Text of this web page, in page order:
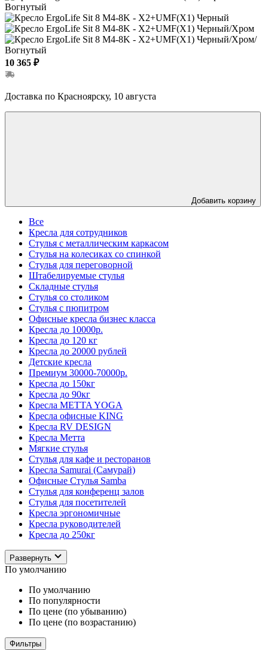
10 365 ₽
Доставка по Красноярску, 10 августа
Добавить корзину
Все
Кресла для сотрудников
Стулья с металлическим каркасом
Стулья на колесиках со спинкой
Стулья для переговорной
Штабелируемые стулья
Складные стулья
Стулья со столиком
Стулья с пюпитром
Офисные кресла бизнес класса
Кресла до 10000р.
Кресла до 120 кг
Кресла до 20000 рублей
Детские кресла
Премиум 30000-70000р.
Кресла до 150кг
Кресла до 90кг
Кресла METTA YOGA
Кресла офисные KING
Кресла RV DESIGN
Кресла Метта
Мягкие стулья
Стулья для кафе и ресторанов
Кресла Samurai (Самурай)
Офисные Стулья Samba
Стулья для конференц залов
Стулья для посетителей
Кресла эргономичные
Кресла руководителей
Кресла до 250кг
Развернуть
По умолчанию
По умолчанию
По популярности
По цене (по убыванию)
По цене (по возрастанию)
Фильтры